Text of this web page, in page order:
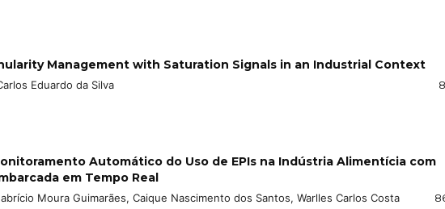
Management with Saturation Signals in an Industrial Context
Eduardo da Silva
Automático do Uso de EPIs na Indústria Alimentícia com
em Tempo Real
Moura Guimarães, Caique Nascimento dos Santos, Warlles Carlos Costa